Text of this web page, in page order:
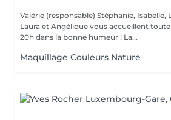
Valérie (responsable) Stéphanie, Isabelle,
Laura et Angélique vous accueillent
20h dans la bonne humeur ! La...
Maquillage Couleurs Nature